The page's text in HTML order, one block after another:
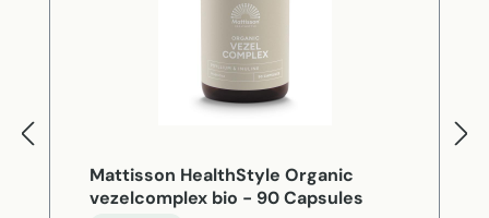
Mattisson HealthStyle Organic
vezelcomplex bio - 90 Capsules